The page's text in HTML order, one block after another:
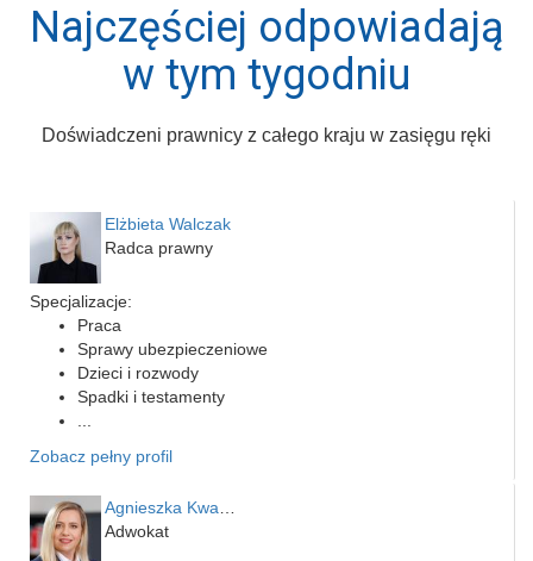
Najczęściej odpowiadają
w tym tygodniu
Doświadczeni prawnicy z całego kraju w zasięgu ręki
Elżbieta Walczak
Radca prawny
Specjalizacje:
Praca
Sprawy ubezpieczeniowe
Dzieci i rozwody
Spadki i testamenty
Zobacz pełny profil
Adwokat